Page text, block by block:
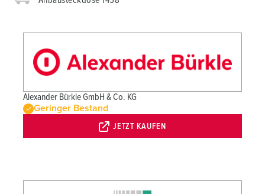
Alexander Bürkle GmbH & Co. KG
Geringer Bestand
JETZT KAUFEN